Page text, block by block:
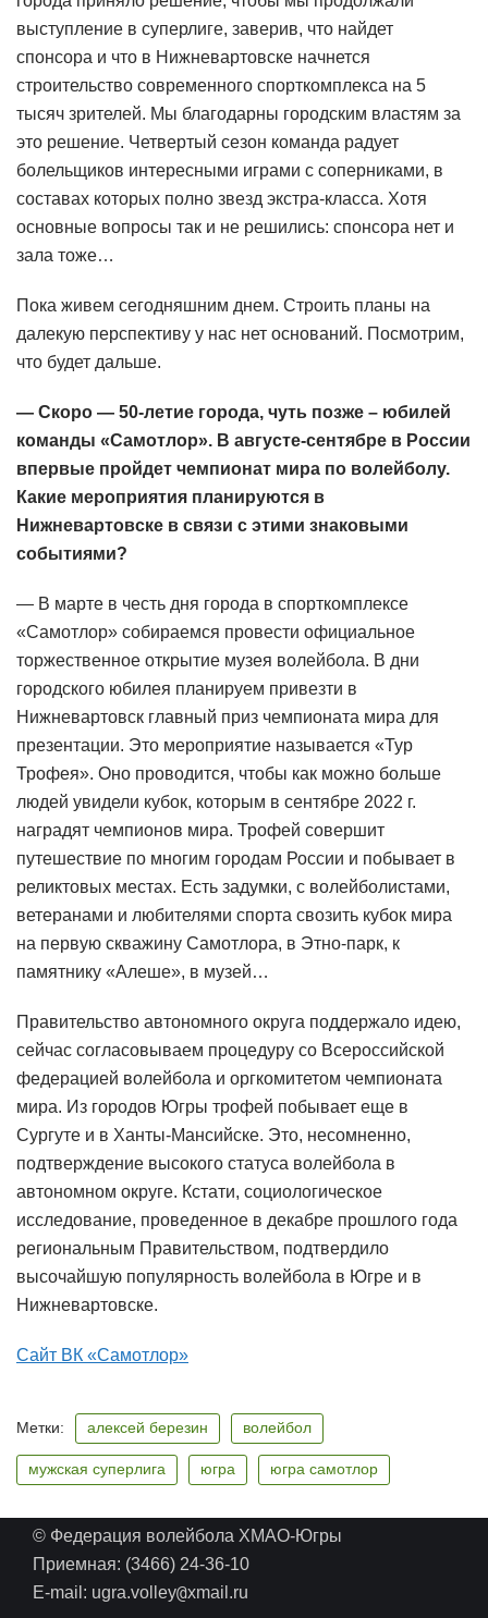
выступление в суперлиге, заверив, что найдет
спонсора и что в Нижневартовске начнется
строительство современного спорткомплекса на 5
тысяч зрителей. Мы благодарны городским властям за
это решение. Четвертый сезон команда радует
болельщиков интересными играми с соперниками, в
составах которых полно звезд экстра-класса. Хотя
основные вопросы так и не решились: спонсора нет и
зала тоже…
Пока живем сегодняшним днем. Строить планы на
далекую перспективу у нас нет оснований. Посмотрим,
что будет дальше.
— Скоро — 50-летие города, чуть позже – юбилей
команды «Самотлор». В августе-сентябре в России
впервые пройдет чемпионат мира по волейболу.
Какие мероприятия планируются в
Нижневартовске в связи с этими знаковыми
событиями?
— В марте в честь дня города в спорткомплексе
«Самотлор» собираемся провести официальное
торжественное открытие музея волейбола. В дни
городского юбилея планируем привезти в
Нижневартовск главный приз чемпионата мира для
презентации. Это мероприятие называется «Тур
Трофея». Оно проводится, чтобы как можно больше
людей увидели кубок, которым в сентябре 2022 г.
наградят чемпионов мира. Трофей совершит
путешествие по многим городам России и побывает в
реликтовых местах. Есть задумки, с волейболистами,
ветеранами и любителями спорта свозить кубок мира
на первую скважину Самотлора, в Этно-парк, к
памятнику «Алеше», в музей…
Правительство автономного округа поддержало идею,
сейчас согласовываем процедуру со Всероссийской
федерацией волейбола и оргкомитетом чемпионата
мира. Из городов Югры трофей побывает еще в
Сургуте и в Ханты-Мансийске. Это, несомненно,
подтверждение высокого статуса волейбола в
автономном округе. Кстати, социологическое
исследование, проведенное в декабре прошлого года
региональным Правительством, подтвердило
высочайшую популярность волейбола в Югре и в
Нижневартовске.
Сайт ВК «Самотлор»
Метки: алексей березин волейбол
мужская суперлига югра югра самотлор
© Федерация волейбола ХМАО-Югры
Приемная: (3466) 24-36-10
E-mail: ugra.volley@xmail.ru